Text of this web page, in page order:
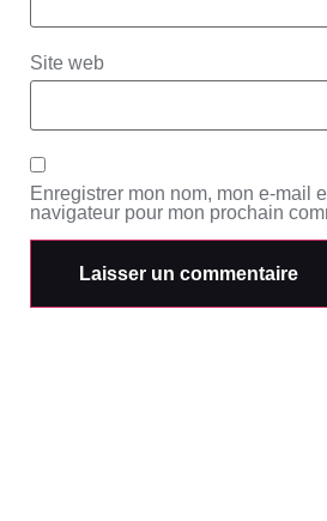
Site web
Enregistrer mon nom, mon e-mail
navigateur pour mon prochain